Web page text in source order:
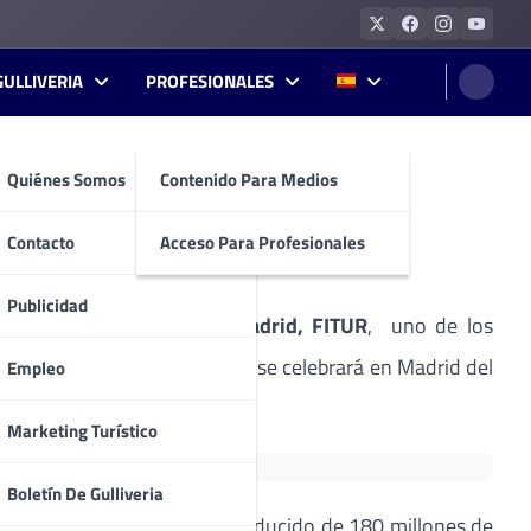
Quiénes Somos
Contacto
Publicidad
Empleo
Marketing Turístico
Boletín De Gulliveria
PROFESIONALES
Contenido Para Medios
Acceso Para Profesionales
de Madrid
del Turismo de Madrid, FITUR, uno de los
internacional, que se celebrará en Madrid del